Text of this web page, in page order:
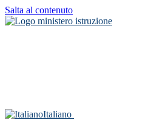
Salta al contenuto
Italiano